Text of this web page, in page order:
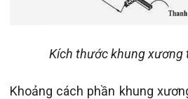
Kích thước khung xương
Khoảng cách phần khung